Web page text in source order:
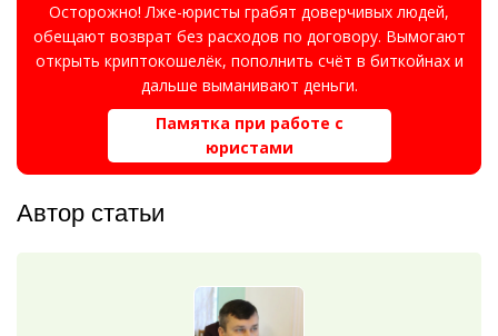
Осторожно! Лже-юристы грабят доверчивых людей,
обещают возврат без расходов по договору. Вымогают
открыть криптокошелёк, пополнить счёт в биткойнах и
дальше выманивают деньги.
Памятка при работе с
юристами
Автор статьи